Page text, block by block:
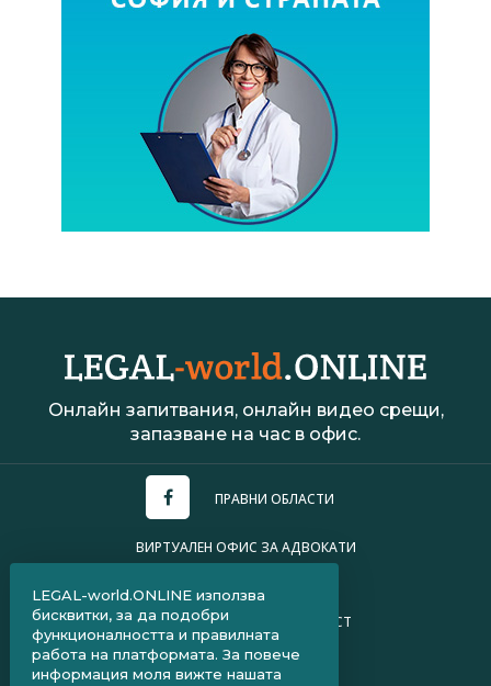
Онлайн запитвания, онлайн видео срещи,
запазване на час в офис.
ПРАВНИ ОБЛАСТИ
ВИРТУАЛЕН ОФИС ЗА АДВОКАТИ
ПОЛИТИКА ЗА ПОВЕРИТЕЛНОСТ
ЧЗВ ЗА КЛИЕНТИ
LEGAL-world.ONLINE използва
бисквитки, за да подобри
функционалността и правилната
работа на платформата. За повече
информация моля вижте нашата